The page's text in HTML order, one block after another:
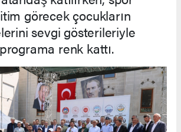
görecek çocukların
sevgi gösterileriyle
renk kattı.